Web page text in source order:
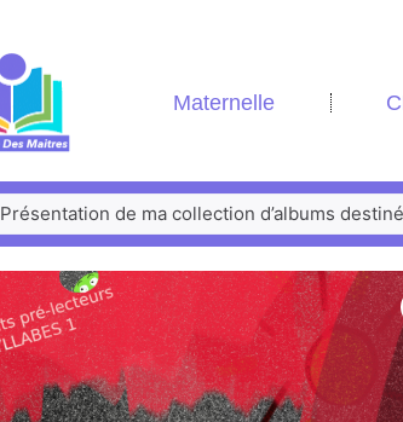
Maternelle
Présentation de ma collection d’albums